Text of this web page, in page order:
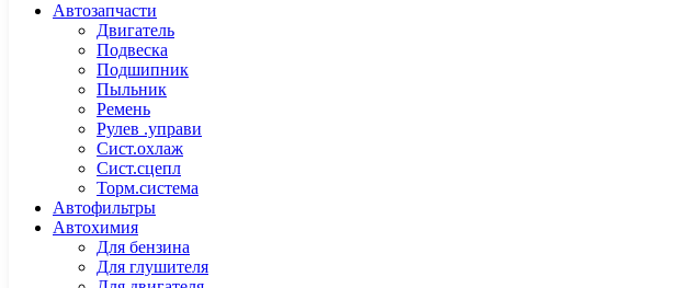
Автозапчасти
Двигатель
Подвеска
Подшипник
Пыльник
Ремень
Рулев .управи
Сист.охлаж
Сист.сцепл
Торм.система
Автофильтры
Автохимия
Для бензина
Для глушителя